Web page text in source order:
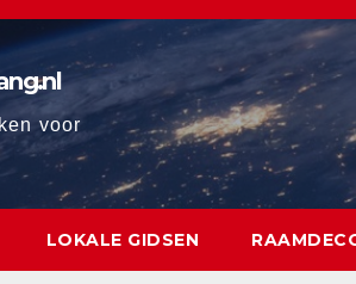
voor
LOKALE GIDSEN